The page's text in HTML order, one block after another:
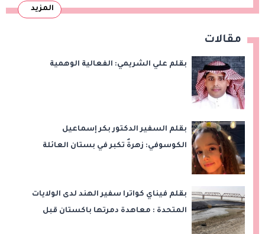
المزيد
مقالات
بقلم علي الشريمي: الفعالية الوهمية
بقلم السفير الدكتور بكر إسماعيل
الكوسوفي: زهرةٌ تكبر في بستان العائلة
بقلم فيناي كواترا سفير الهند لدى الولايات
المتحدة : معاهدة دمرتها باكستان قبل